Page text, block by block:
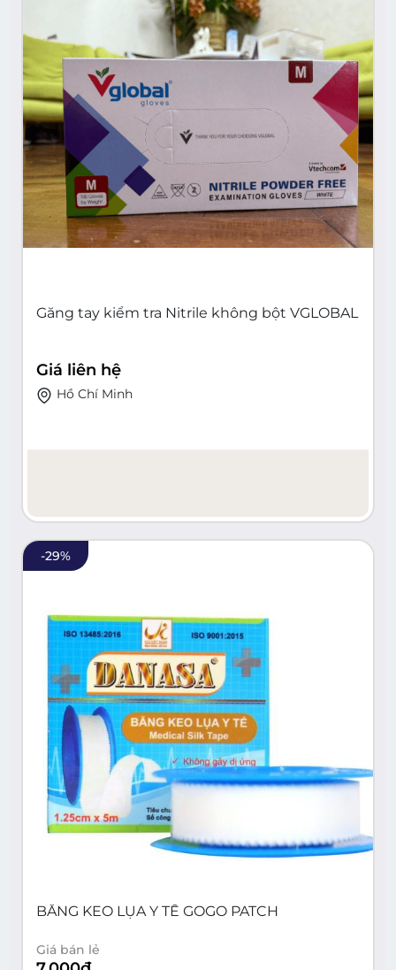
Găng tay kiểm tra Nitrile không bột VGLOBAL
Giá liên hệ
Hồ Chí Minh
-29%
BĂNG KEO LỤA Y TẾ GOGO PATCH
Giá bán lẻ